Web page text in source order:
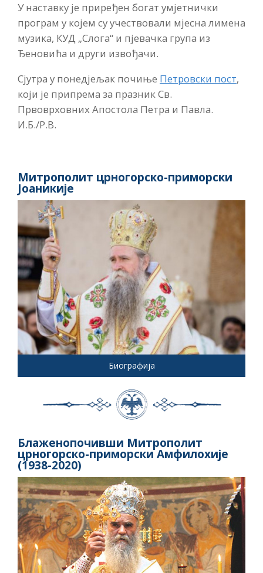
У наставку је приређен богат умјетнички
програм у којем су учествовали мјесна лимена
музика, КУД „Слога“ и пјевачка група из
Ђеновића и други извођачи.
Сјутра у понедјељак почиње Петровски пост,
који је припрема за празник Св.
Првоврховних Апостола Петра и Павла.
И.Б./Р.В.
Митрополит црногорско-приморски
Јоаникије
Биографија
Блаженопочивши Митрополит
црногорско-приморски Амфилохије
(1938-2020)